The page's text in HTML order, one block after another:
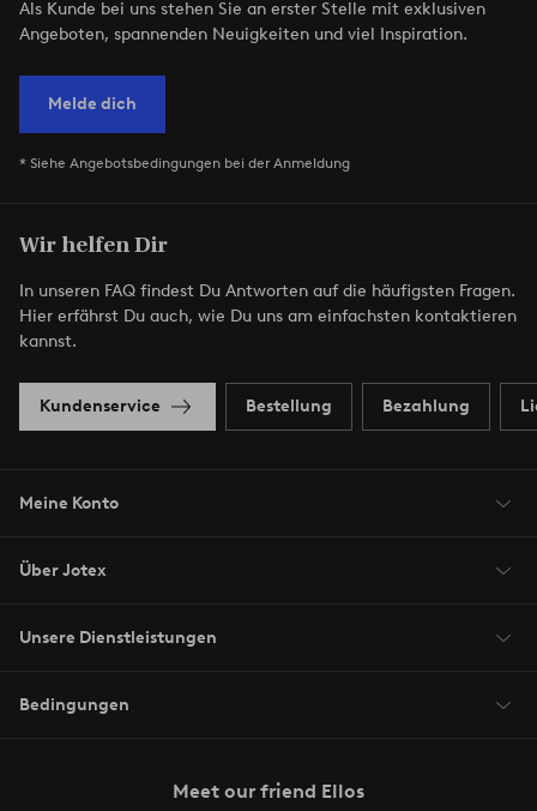
Als Kunde bei uns stehen Sie an erster Stelle mit exklusiven
Angeboten, spannenden Neuigkeiten und viel Inspiration.
Melde dich
* Siehe Angebotsbedingungen bei der Anmeldung
Wir helfen Dir
In unseren FAQ findest Du Antworten auf die häufigsten Fragen.
Hier erfährst Du auch, wie Du uns am einfachsten kontaktieren
kannst.
Kundenservice Bestellung Bezahlung
Meine Konto
Über Jotex
Unsere Dienstleistungen
Bedingungen
Meet our friend Ellos